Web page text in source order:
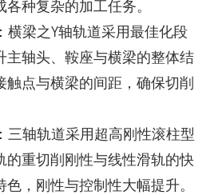
种复杂的加工任务。
横梁之Y轴轨道采用最佳化段
主轴头、鞍座与横梁的整体结
触点与横梁的间距，确保切削
三轴轨道采用超高刚性滚柱型
的重切削刚性与线性滑轨的快
，刚性与控制性大幅提升。